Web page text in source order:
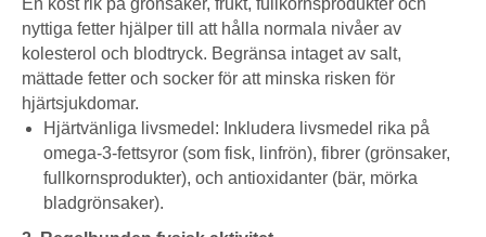
En kost rik på grönsaker, frukt, fullkornsprodukter och
nyttiga fetter hjälper till att hålla normala nivåer av
kolesterol och blodtryck. Begränsa intaget av salt,
mättade fetter och socker för att minska risken för
hjärtsjukdomar.
Hjärtvänliga livsmedel: Inkludera livsmedel rika på
omega-3-fettsyror (som fisk, linfrön), fibrer (grönsaker,
fullkornsprodukter), och antioxidanter (bär, mörka
bladgrönsaker).